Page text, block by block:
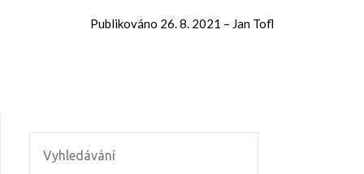
Publikováno 26. 8. 2021 – Jan Tofl